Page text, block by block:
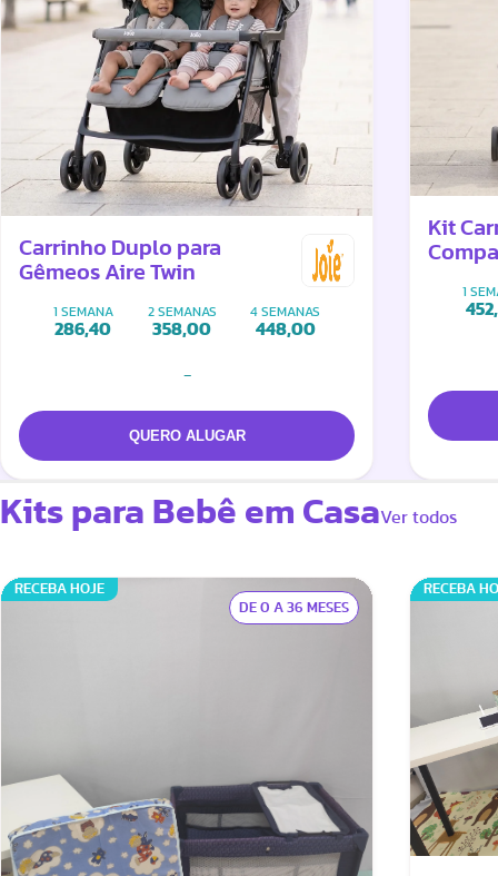
Carrinho Duplo para
Gêmeos Aire Twin
1 SEMANA
286,40
2 SEMANAS
358,00
4 SEMANAS
448,00
-
Kit
1
Kits para Bebê em CasaVer todos
RECEBA HOJE
DE 0 A 36 MESES
RECEBA